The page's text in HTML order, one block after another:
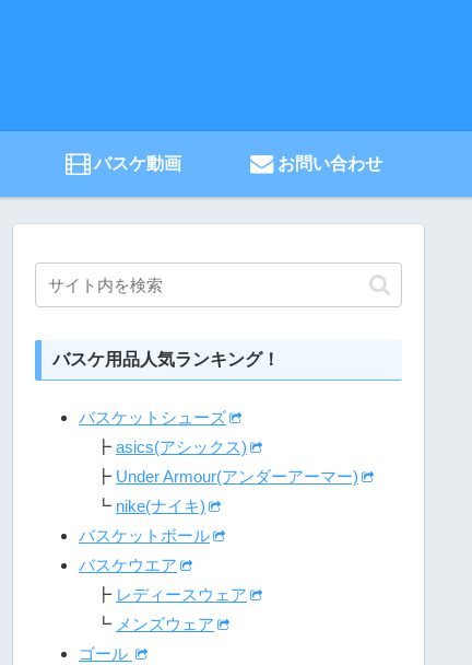
バスケ動画 お問い合わせ
バスケ用品人気ランキング！
バスケットシューズ
┣ asics(アシックス)
┣ Under Armour(アンダーアーマー)
┗ nike(ナイキ)
バスケットボール
バスケウエア
┣ レディースウェア
┗ メンズウェア
ゴール